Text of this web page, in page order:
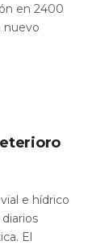
en 2400
nuevo
e hídrico
El